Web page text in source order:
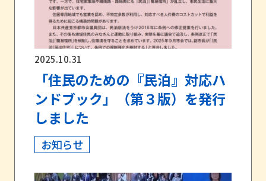
2025.10.31
「住民のための『民泊』対応ハ
ンドブック」（第３版）を発行
しました
お知らせ